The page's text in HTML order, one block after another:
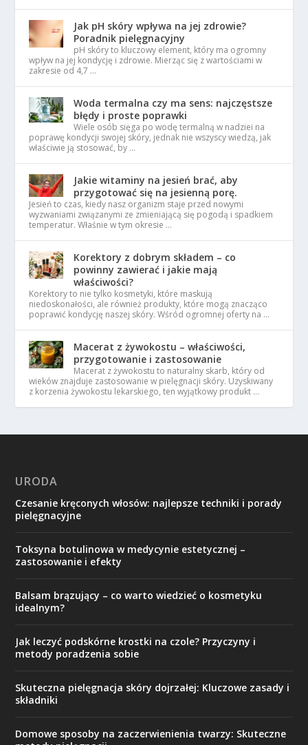
Jak pH skóry wpływa na jej zdrowie?
Poradnik pielęgnacyjny
pH skóry to kluczowy element, który ma ogromny
wpływ na jej kondycję i zdrowie. Mierząc się z wartościami w
zakresie od 4,7 …
Woda termalna czy ma sens: najczęstsze
błędy i proste poprawki
Wiele osób sięga po wodę termalną w nadziei na
poprawę kondycji swojej skóry, jednak nie wszyscy wiedzą, jak
właściwie ją stosować, by …
Jakie witaminy na jesień brać, aby
przygotować się na jesienną porę.
Jesień to czas, kiedy nasz organizm staje przed nowymi
wyzwaniami związanymi ze zmieniającą się pogodą i spadkiem
temperatur. Właśnie w tym okresie …
Korektory z dobrym składem – co
powinny zawierać i jakie mają
właściwości?
Korektory to nie tylko kosmetyki, które maskują
niedoskonałości, ale również produkty, które mogą znacząco
poprawić kondycję naszej skóry. Wśród ogromnej oferty na …
Macerat z żywokostu – właściwości,
przygotowanie i zastosowanie
Macerat z żywokostu to naturalny skarb, który od
wieków znajduje zastosowanie w pielęgnacji skóry. Uzyskiwany
z korzenia żywokostu lekarskiego, ten wyjątkowy produkt …
URODA
Czesanie kręconych włosów: najlepsze techniki i porady
pielęgnacyjne
Toksyna botulinowa w medycynie estetycznej –
zastosowanie i efekty
Balsam brązujący – co warto wiedzieć o kosmetyku
idealnym?
Jak leczyć podskórne krostki na czole? Przyczyny i
metody poradzenia sobie
Skuteczna pielęgnacja skóry dojrzałej: Kluczowe zasady i
składniki
Domowe sposoby na zaczerwienienia twarzy: Skuteczne